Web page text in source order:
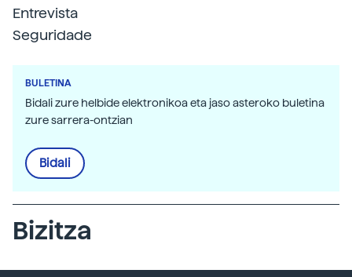
Entrevista
Seguridade
BULETINA
Bidali zure helbide elektronikoa eta jaso asteroko buletina
zure sarrera-ontzian
Bidali
Bizitza